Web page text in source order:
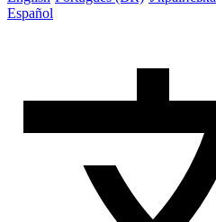
Español